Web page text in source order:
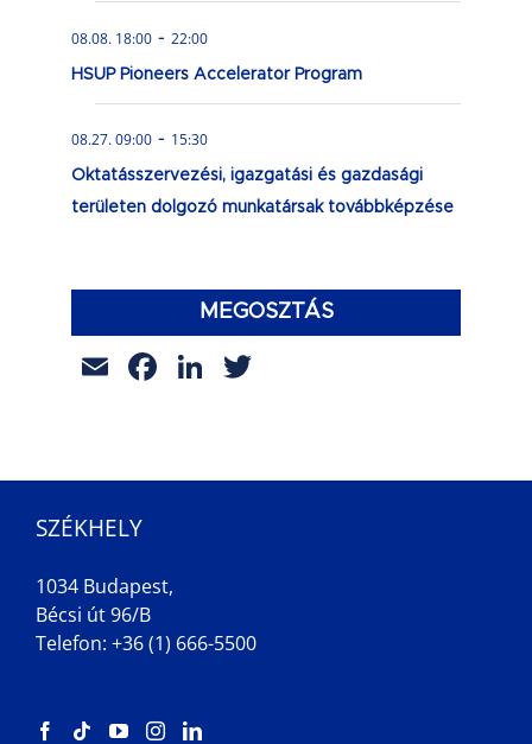
08.08. 18:00 - 22:00
HSUP Pioneers Accelerator Program
08.27. 09:00 - 15:30
Oktatásszervezési, igazgatási és gazdasági
területen dolgozó munkatársak továbbképzése
MEGOSZTÁS
EmailFacebook
LinkedIn
SZÉKHELY
1034 Budapest,
Bécsi út 96/B
Telefon: +36 (1) 666-5500